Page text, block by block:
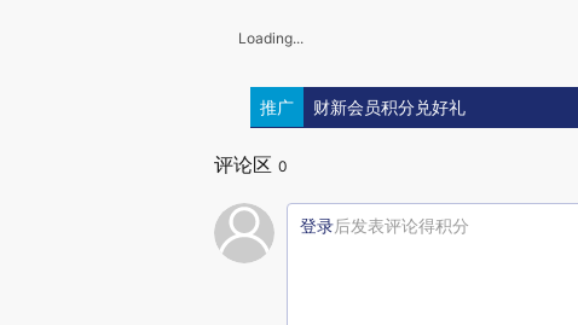
Loading...
推广 财新会员积分兑好礼
评论区 0
登录后发表评论得积分